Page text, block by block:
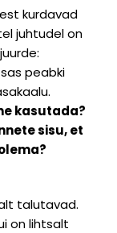
kurdavad
juhtudel on
peabki
kasutada?
sisu, et
talutavad.
on lihtsalt